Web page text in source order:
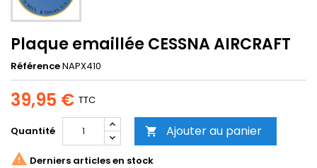
Plaque emaillée CESSNA AIRCRAFT
RéférenceNAPX410
39,95 € TTC
Quantité  Ajouter au panier
 Derniers articles en stock